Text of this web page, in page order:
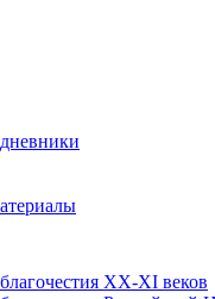
ХХ-XI веков